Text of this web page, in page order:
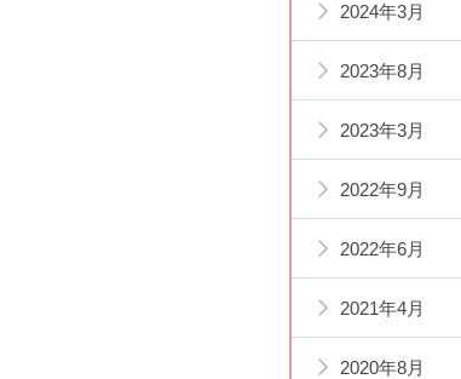
2024年3月
2023年8月
2023年3月
2022年9月
2022年6月
2021年4月
2020年8月